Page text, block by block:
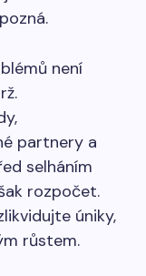
není
partnery a
selháním
rozpočet.
úniky,
růstem.